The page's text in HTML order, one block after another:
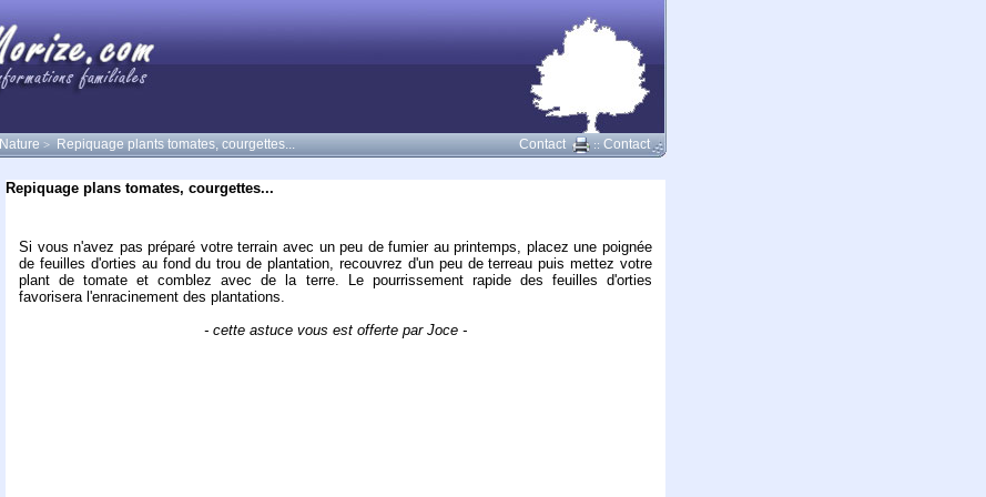
Contact :: Contact
Nature > Repiquage plants tomates, courgettes...
Repiquage plans tomates, courgettes...
Si vous n'avez pas préparé votre terrain avec un peu de fumier au printemps, placez une poignée
de feuilles d'orties au fond du trou de plantation, recouvrez d'un peu de terreau puis mettez votre
plant de tomate et comblez avec de la terre. Le pourrissement rapide des feuilles d'orties
favorisera l'enracinement des plantations.
- cette astuce vous est offerte par Joce -